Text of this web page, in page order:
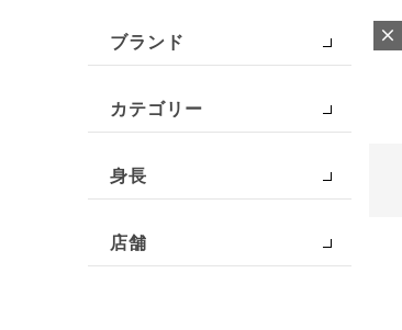
ブランド
カテゴリー
身長
店舗